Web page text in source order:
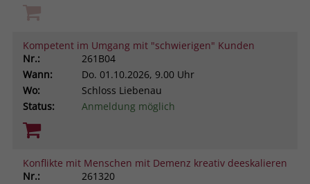
Kompetent im Umgang mit "schwierigen" Kunden
Nr.:
261B04
Wann:
Do. 01.10.2026, 9.00 Uhr
Wo:
Schloss Liebenau
Status:
Anmeldung möglich
Konflikte mit Menschen mit Demenz kreativ deeskalieren
Nr.:
261320